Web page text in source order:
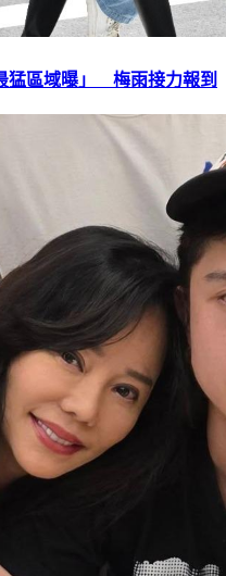
猛區域曝」 梅雨接力報到